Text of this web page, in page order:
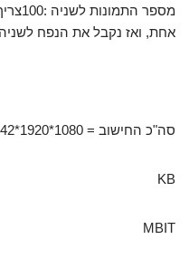
מספר
אחת, ואז נקבל את הנפח
סה"כ החישוב = 1080*1920*42*100= 8,709,102
KB הוא 8,505,000
MBIT הוא 8,305.66